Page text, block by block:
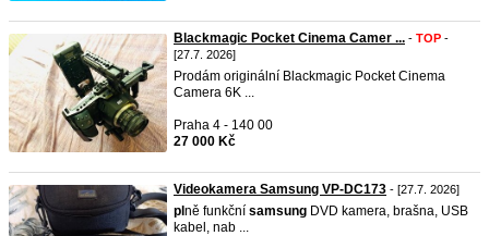
Blackmagic Pocket Cinema Camer ... - TOP -
[27.7. 2026]
Prodám originální Blackmagic Pocket Cinema
Camera 6K ...
Praha 4 - 140 00
27 000 Kč
Videokamera Samsung VP-DC173 - [27.7. 2026]
pl ně funkční samsung DVD kamera, brašna, USB
kabel, nab ...